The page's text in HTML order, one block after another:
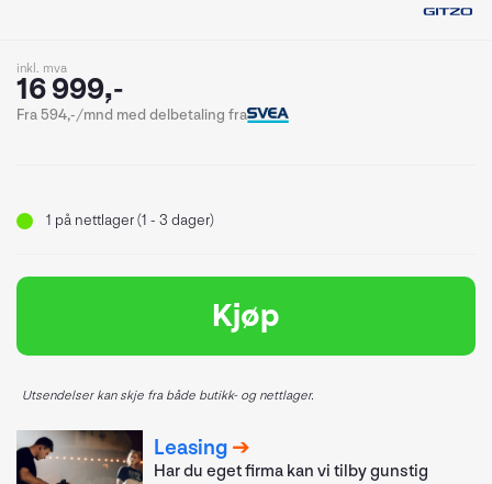
inkl. mva
16 999,-
Fra 594,-/mnd med delbetaling fra
1 på nettlager (1 - 3 dager)
Kjøp
Utsendelser kan skje fra både butikk- og nettlager.
Leasing
Har du eget firma kan vi tilby gunstig